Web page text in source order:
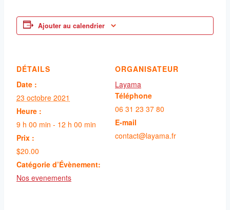
Ajouter au calendrier
DÉTAILS
Date :
23 octobre 2021
Heure :
9 h 00 min - 12 h 00 min
Prix :
$20.00
Catégorie d’Évènement:
Nos evenements
ORGANISATEUR
Layama
Téléphone
06 31 23 37 80
E-mail
contact@layama.fr